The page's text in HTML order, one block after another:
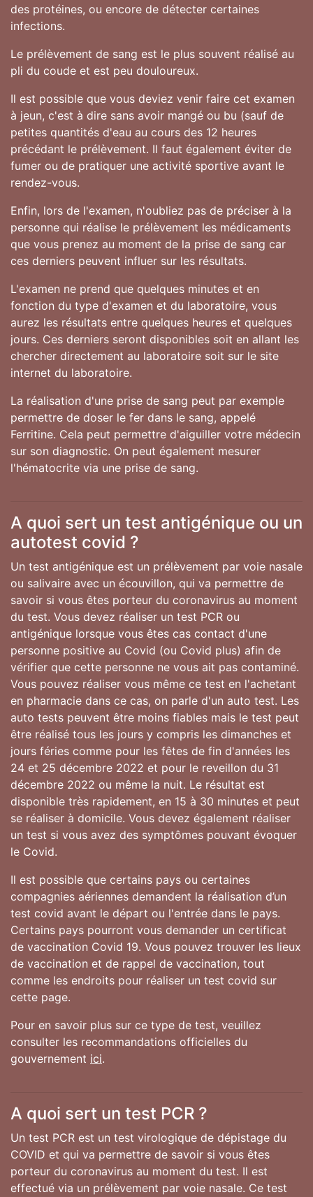
des protéines, ou encore de détecter certaines
infections.
Le prélèvement de sang est le plus souvent réalisé au
pli du coude et est peu douloureux.
Il est possible que vous deviez venir faire cet examen
à jeun, c'est à dire sans avoir mangé ou bu (sauf de
petites quantités d'eau au cours des 12 heures
précédant le prélèvement. Il faut également éviter de
fumer ou de pratiquer une activité sportive avant le
rendez-vous.
Enfin, lors de l'examen, n'oubliez pas de préciser à la
personne qui réalise le prélèvement les médicaments
que vous prenez au moment de la prise de sang car
ces derniers peuvent influer sur les résultats.
L'examen ne prend que quelques minutes et en
fonction du type d'examen et du laboratoire, vous
aurez les résultats entre quelques heures et quelques
jours. Ces derniers seront disponibles soit en allant les
chercher directement au laboratoire soit sur le site
internet du laboratoire.
La réalisation d'une prise de sang peut par exemple
permettre de doser le fer dans le sang, appelé
Ferritine. Cela peut permettre d'aiguiller votre médecin
sur son diagnostic. On peut également mesurer
l'hématocrite via une prise de sang.
A quoi sert un test antigénique ou un
autotest covid ?
Un test antigénique est un prélèvement par voie nasale
ou salivaire avec un écouvillon, qui va permettre de
savoir si vous êtes porteur du coronavirus au moment
du test. Vous devez réaliser un test PCR ou
antigénique lorsque vous êtes cas contact d'une
personne positive au Covid (ou Covid plus) afin de
vérifier que cette personne ne vous ait pas contaminé.
Vous pouvez réaliser vous même ce test en l'achetant
en pharmacie dans ce cas, on parle d'un auto test. Les
auto tests peuvent être moins fiables mais le test peut
être réalisé tous les jours y compris les dimanches et
jours féries comme pour les fêtes de fin d'années les
24 et 25 décembre 2022 et pour le reveillon du 31
décembre 2022 ou même la nuit. Le résultat est
disponible très rapidement, en 15 à 30 minutes et peut
se réaliser à domicile. Vous devez également réaliser
un test si vous avez des symptômes pouvant évoquer
le Covid.
Il est possible que certains pays ou certaines
compagnies aériennes demandent la réalisation d’un
test covid avant le départ ou l'entrée dans le pays.
Certains pays pourront vous demander un certificat
de vaccination Covid 19. Vous pouvez trouver les lieux
de vaccination et de rappel de vaccination, tout
comme les endroits pour réaliser un test covid sur
cette page.
Pour en savoir plus sur ce type de test, veuillez
consulter les recommandations officielles du
gouvernement ici.
A quoi sert un test PCR ?
Un test PCR est un test virologique de dépistage du
COVID et qui va permettre de savoir si vous êtes
porteur du coronavirus au moment du test. Il est
effectué via un prélèvement par voie nasale. Ce test